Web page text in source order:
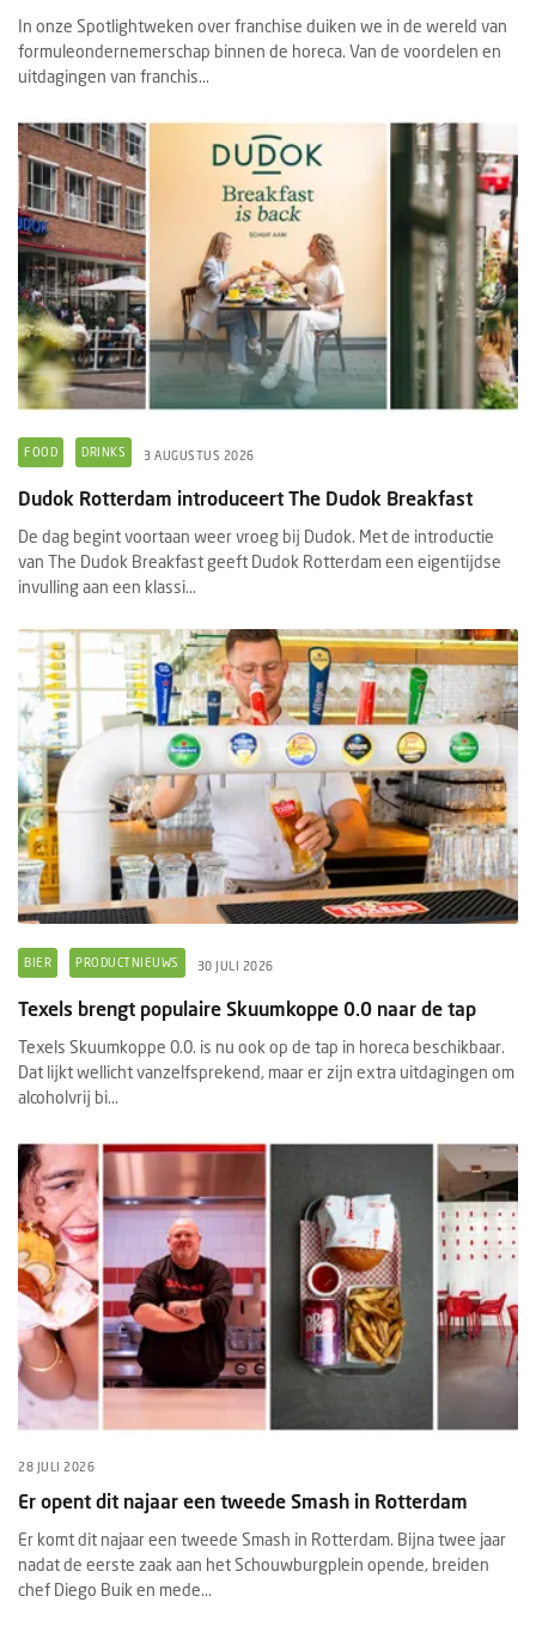
In onze Spotlightweken over franchise duiken we in de wereld van
formuleondernemerschap binnen de horeca. Van de voordelen en
uitdagingen van franchis...
FOOD DRINKS 3 AUGUSTUS 2026
Dudok Rotterdam introduceert The Dudok Breakfast
De dag begint voortaan weer vroeg bij Dudok. Met de introductie
van The Dudok Breakfast geeft Dudok Rotterdam een eigentijdse
invulling aan een klassi...
BIER PRODUCTNIEUWS 30 JULI 2026
Texels brengt populaire Skuumkoppe 0.0 naar de tap
Texels Skuumkoppe 0.0. is nu ook op de tap in horeca beschikbaar.
Dat lijkt wellicht vanzelfsprekend, maar er zijn extra uitdagingen om
alcoholvrij bi...
28 JULI 2026
Er opent dit najaar een tweede Smash in Rotterdam
Er komt dit najaar een tweede Smash in Rotterdam. Bijna twee jaar
nadat de eerste zaak aan het Schouwburgplein opende, breiden
chef Diego Buik en mede...